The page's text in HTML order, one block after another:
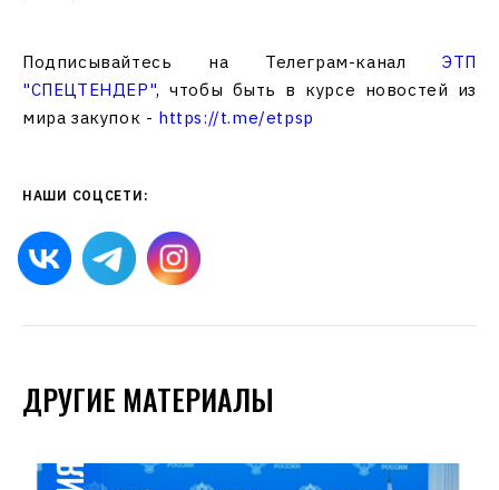
Подписывайтесь на Телеграм-каналЭТП
"СПЕЦТЕНДЕР", чтобы быть в курсе новостей из
мира закупок - https://t.me/etpsp
НАШИ СОЦСЕТИ:
ДРУГИЕ МАТЕРИАЛЫ